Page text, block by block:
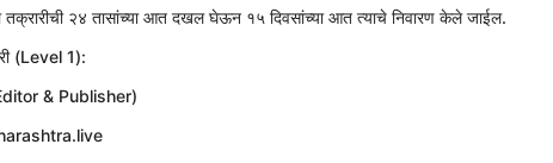
तक्रारीची २४ तासांच्या आत दखल घेऊन १५ दिवसांच्या आत त्याचे निवारण केले जाईल.
(Level 1):
& Publisher)